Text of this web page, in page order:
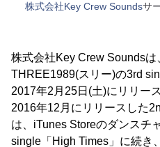
株式会社Key Crew Soundsサ
株式会社Key Crew Sounds
THREE1989(スリー)の3rd
2017年2月25日(土)にリリー
2016年12月にリリースした
は、iTunes Storeのダンスチ
single「High Times」に続き